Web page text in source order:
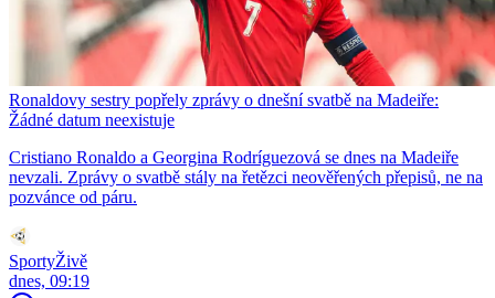
Ronaldovy sestry popřely zprávy o dnešní svatbě na Madeiře:
Žádné datum neexistuje
Cristiano Ronaldo a Georgina Rodríguezová se dnes na Madeiře
nevzali. Zprávy o svatbě stály na řetězci neověřených přepisů, ne na
pozvánce od páru.
SportyŽivě
dnes, 09:19